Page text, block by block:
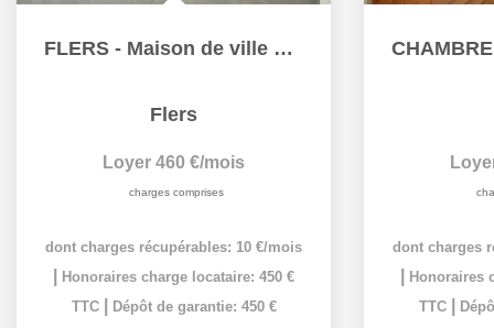
FLERS - Maison de ville de 31.92 m2
Flers
Loyer 460 €/mois
charges comprises
dont charges récupérables: 10 €/mois
Honoraires charge locataire: 450 €
TTC
Dépôt de garantie: 450 €
dont charges
Honoraires
TTC